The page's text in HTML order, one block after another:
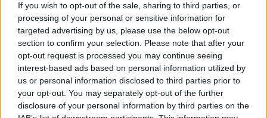
If you wish to opt-out of the sale, sharing to third parties, or
processing of your personal or sensitive information for
targeted advertising by us, please use the below opt-out
section to confirm your selection. Please note that after your
opt-out request is processed you may continue seeing
interest-based ads based on personal information utilized by
us or personal information disclosed to third parties prior to
your opt-out. You may separately opt-out of the further
disclosure of your personal information by third parties on the
Visi įrašai
Žiūrimiausi įrašai
00:00:30
Vaizdai iš tragiškos avarijos Vilniaus r.: dviejų moterų ir